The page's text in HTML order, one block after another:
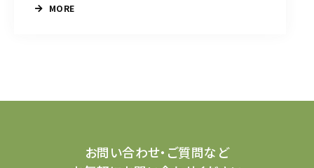
MORE
お問い合わせ・ご質問など